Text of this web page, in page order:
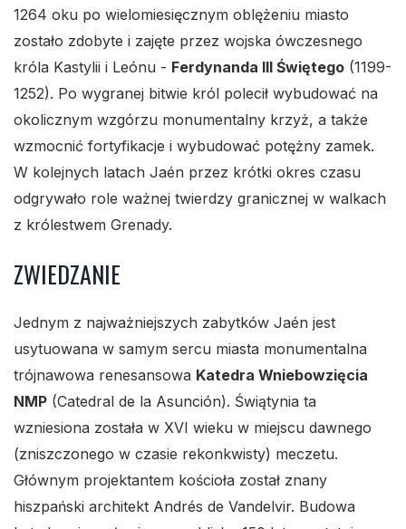
1264 oku po wielomiesięcznym oblężeniu miasto
zostało zdobyte i zajęte przez wojska ówczesnego
króla Kastylii i Leónu - Ferdynanda III Świętego (1199-
1252). Po wygranej bitwie król polecił wybudować na
okolicznym wzgórzu monumentalny krzyż, a także
wzmocnić fortyfikacje i wybudować potężny zamek.
W kolejnych latach Jaén przez krótki okres czasu
odgrywało role ważnej twierdzy granicznej w walkach
z królestwem Grenady.
ZWIEDZANIE
Jednym z najważniejszych zabytków Jaén jest
usytuowana w samym sercu miasta monumentalna
trójnawowa renesansowa Katedra Wniebowzięcia
NMP (Catedral de la Asunción). Świątynia ta
wzniesiona została w XVI wieku w miejscu dawnego
(zniszczonego w czasie rekonkwisty) meczetu.
Głównym projektantem kościoła został znany
hiszpański architekt Andrés de Vandelvir. Budowa